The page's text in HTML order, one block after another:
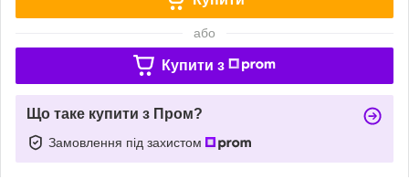
або
Купити з
Що таке купити з Пром?
Замовлення під захистом